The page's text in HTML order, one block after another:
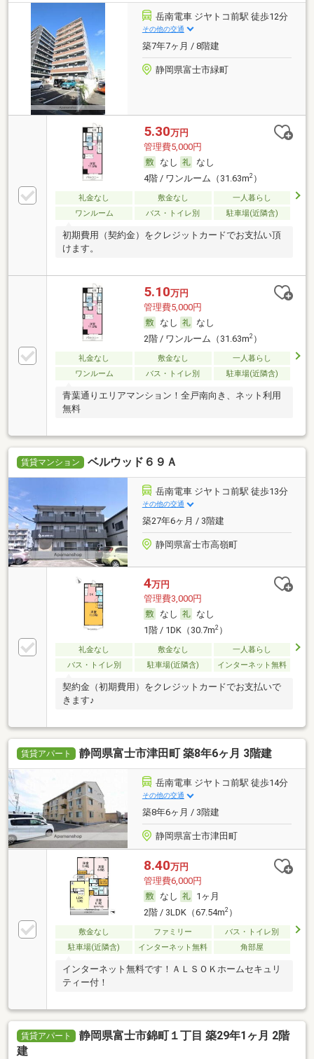
岳南電車 ジヤトコ前駅 徒歩12分
その他の交通
築7年7ヶ月 / 8階建
静岡県富士市緑町
5.30万円
管理費5,000円
なし
なし
4階 / ワンルーム（31.63m2）
礼金なし 敷金なし
一人暮らし
ワンルーム
バス・トイレ別 駐車場(近隣含)
初期費用（契約金）をクレジットカードでお支払い頂
けます。
5.10万円
管理費5,000円
なし
なし
2階 / ワンルーム（31.63m2）
礼金なし 敷金なし
一人暮らし
ワンルーム
バス・トイレ別 駐車場(近隣含)
青葉通りエリアマンション！全戸南向き、ネット利用
無料
賃貸マンション ベルウッド６９Ａ
岳南電車 ジヤトコ前駅 徒歩13分
その他の交通
築27年6ヶ月 / 3階建
静岡県富士市高嶺町
4万円
管理費3,000円
なし
なし
1階 / 1DK（30.7m2）
礼金なし 敷金なし
一人暮らし
バス・トイレ別
駐車場(近隣含) インターネット無料
契約金（初期費用）をクレジットカードでお支払いで
きます♪
賃貸アパート 静岡県富士市津田町 築8年6ヶ月 3階建
岳南電車 ジヤトコ前駅 徒歩14分
その他の交通
築8年6ヶ月 / 3階建
静岡県富士市津田町
8.40万円
管理費6,000円
なし
1ヶ月
2階 / 3LDK（67.54m2）
敷金なし ファミリー
バス・トイレ別
駐車場(近隣含)
インターネット無料 角部屋
インターネット無料です！ＡＬＳＯＫホームセキュリ
ティー付！
賃貸アパート
静岡県富士市錦町１丁目 築29年1ヶ月 2階
建